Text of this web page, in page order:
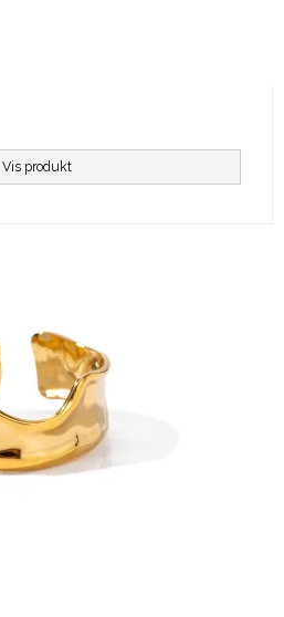
Vis produkt